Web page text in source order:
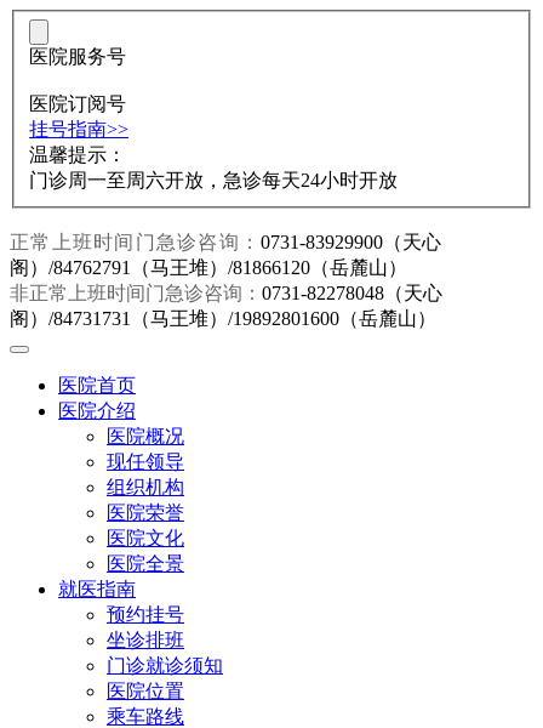
医院服务号
医院订阅号
挂号指南>>
温馨提示：
门诊周一至周六开放，急诊每天24小时开放
正常上班时间门急诊咨询： 0731-83929900（天心
阁）/84762791（马王堆）/81866120（岳麓山）
非正常上班时间门急诊咨询： 0731-82278048（天心
阁）/84731731（马王堆）/19892801600（岳麓山）
医院首页
医院介绍
医院概况
现任领导
组织机构
医院荣誉
医院文化
医院全景
就医指南
预约挂号
坐诊排班
门诊就诊须知
医院位置
乘车路线